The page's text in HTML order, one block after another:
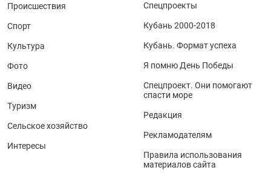
Происшествия
Спорт
Культура
Фото
Видео
Туризм
Сельское хозяйство
Интересы
Спецпроекты
Кубань 2000-2018
Кубань. Формат успеха
Я помню День Победы
Спецпроект. Они помогают
спасти море
Редакция
Рекламодателям
Правила использования
материалов сайта